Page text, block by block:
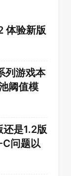
体验新版
列游戏本
阈值模
还是1.2版
C问题以